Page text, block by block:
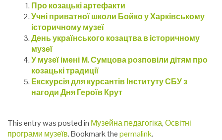
Про козацькі артефакти
Учні приватної школи Бойко у Харківському
історичному музеї
День українського козацтва в історичному
музеї
У музеї імені М. Сумцова розповіли дітям про
козацькі традиції
Екскурсія для курсантів Інституту СБУ з
нагоди Дня Героїв Крут
This entry was posted in Музейна педагогіка,Освітні
програми музеїв. Bookmark thepermalink.